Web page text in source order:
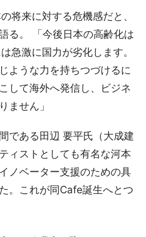
将来に対する危機感だと、
る。 「今後日本の高齢化は
急激に国力が劣化します。
ような力を持ちつづけるに
して海外へ発信し、ビジネ
ません」
である田辺 要平氏（大成建
ィストとしても有名な河本
ノベーター支援のための具
。これが同Cafe誕生へとつ